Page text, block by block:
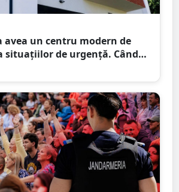
avea un centru modern de
situațiilor de urgență. Când